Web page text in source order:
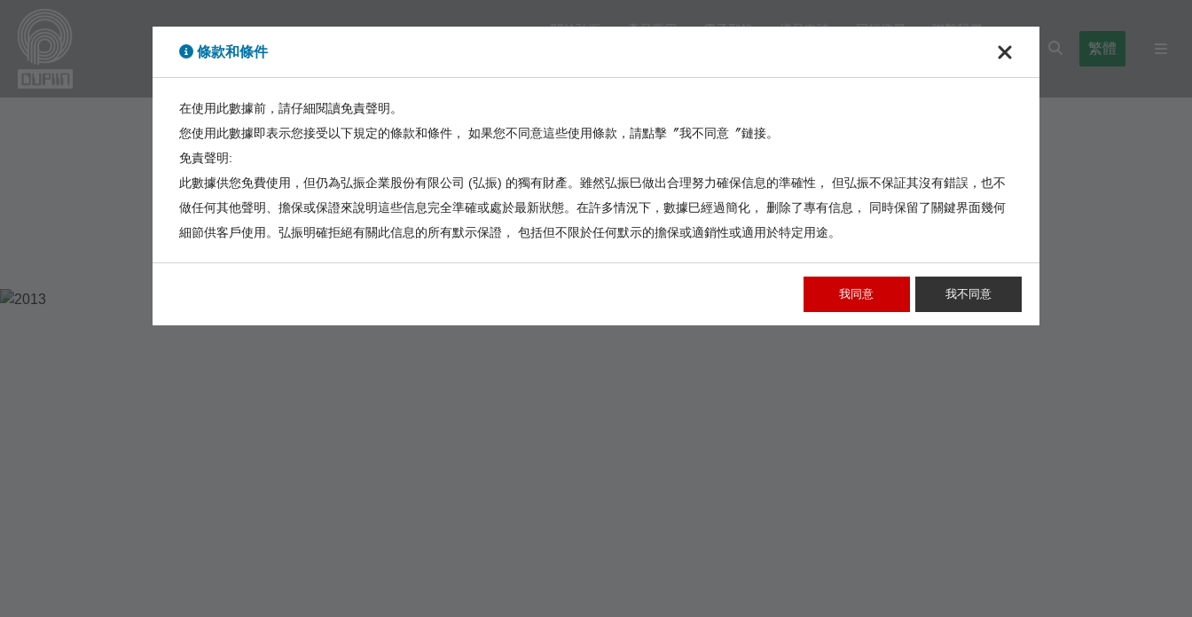
關於弘振 產品應用 電子型錄 樣品申請 同行搜尋 聯繫我們
High Power
繁體
條款和條件
在使用此數據前，請仔細閱讀免責聲明。
您使用此數據即表示您接受以下規定的條款和條件， 如果您不同意這些使用條款，請點擊〞我不同意〞鏈接。
免責聲明:
此數據供您免費使用，但仍為弘振企業股份有限公司 (弘振) 的獨有財產。雖然弘振巳做出合理努力確保信息的準確性， 但弘振不保証其沒有錯誤，也不
做任何其他聲明、擔保或保證來說明這些信息完全準確或處於最新狀態。在許多情況下，數據巳經過簡化， 删除了專有信息， 同時保留了關鍵界面幾何
細節供客戶使用。弘振明確拒絕有關此信息的所有默示保證， 包括但不限於任何默示的擔保或適銷性或適用於特定用途。
我同意 我不同意